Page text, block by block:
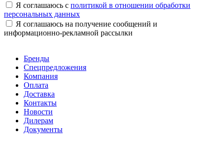
Я соглашаюсь с политикой в отношении обработки
персональных данных
Я соглашаюсь на получение сообщений и
информационно-рекламной рассылки
Бренды
Спецпредложения
Компания
Оплата
Доставка
Контакты
Новости
Дилерам
Документы